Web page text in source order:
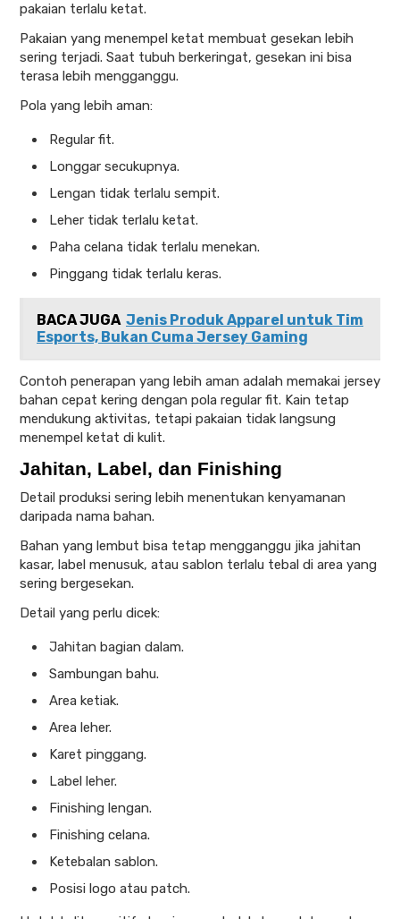
pakaian terlalu ketat.
Pakaian yang menempel ketat membuat gesekan lebih
sering terjadi. Saat tubuh berkeringat, gesekan ini bisa
terasa lebih mengganggu.
Pola yang lebih aman:
Regular fit.
Longgar secukupnya.
Lengan tidak terlalu sempit.
Leher tidak terlalu ketat.
Paha celana tidak terlalu menekan.
Pinggang tidak terlalu keras.
BACA JUGA Jenis Produk Apparel untuk Tim
Esports, Bukan Cuma Jersey Gaming
Contoh penerapan yang lebih aman adalah memakai jersey
bahan cepat kering dengan pola regular fit. Kain tetap
mendukung aktivitas, tetapi pakaian tidak langsung
menempel ketat di kulit.
Jahitan, Label, dan Finishing
Detail produksi sering lebih menentukan kenyamanan
daripada nama bahan.
Bahan yang lembut bisa tetap mengganggu jika jahitan
kasar, label menusuk, atau sablon terlalu tebal di area yang
sering bergesekan.
Detail yang perlu dicek:
Jahitan bagian dalam.
Sambungan bahu.
Area ketiak.
Area leher.
Karet pinggang.
Label leher.
Finishing lengan.
Finishing celana.
Ketebalan sablon.
Posisi logo atau patch.